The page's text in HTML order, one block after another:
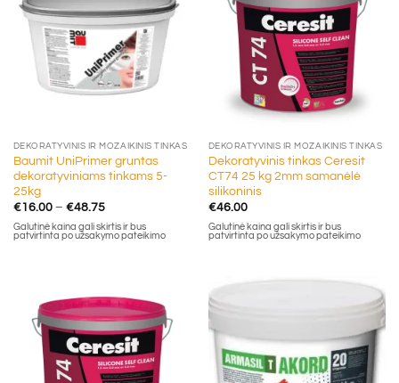
DEKORATYVINIS IR MOZAIKINIS TINKAS
Baumit UniPrimer gruntas
dekoratyviniams tinkams 5-
25kg
€16.00 – €48.75Price
€16.00
through
Galutinė kaina gali skirtis ir bus
patvirtinta po užsakymo pateikimo
DEKORATYVINIS IR MOZAIKINIS TINKAS
Dekoratyvinis tinkas Ceresit
CT74 25 kg 2mm samanėlė
silikoninis
€46.00
Galutinė kaina gali skirtis ir bus
patvirtinta po užsakymo pateikimo